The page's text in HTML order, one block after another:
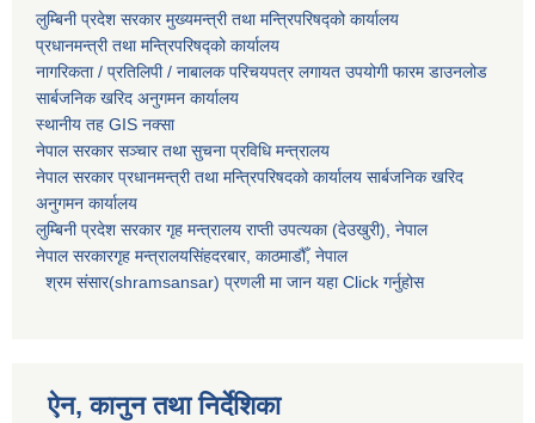
लुम्बिनी प्रदेश सरकार मुख्यमन्त्री तथा मन्त्रिपरिषद्को कार्यालय
प्रधानमन्त्री तथा मन्त्रिपरिषद्को कार्यालय
नागरिकता / प्रतिलिपी / नाबालक परिचयपत्र लगायत उपयोगी फारम डाउनलोड
सार्बजनिक खरिद अनुगमन कार्यालय
स्थानीय तह GIS नक्सा
नेपाल सरकारसञ्चार तथा सुचना प्रविधि मन्त्रालय
नेपाल सरकार प्रधानमन्त्री तथा मन्त्रिपरिषदको कार्यालय सार्बजनिक खरिद
अनुगमन कार्यालय
लुम्बिनी प्रदेश सरकार गृह मन्त्रालय राप्ती उपत्यका (देउखुरी), नेपाल
नेपाल सरकारगृह मन्त्रालयसिंहदरबार, काठमाडौँ, नेपाल
श्रम संसार(shramsansar) प्रणली मा जान यहा Click गर्नुहोस
ऐन, कानुन तथा निर्देशिका